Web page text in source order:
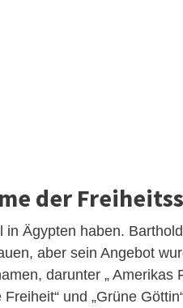
der
Ägypten haben.
aber sein Angebot
darunter „ Amerikas
und „Grüne